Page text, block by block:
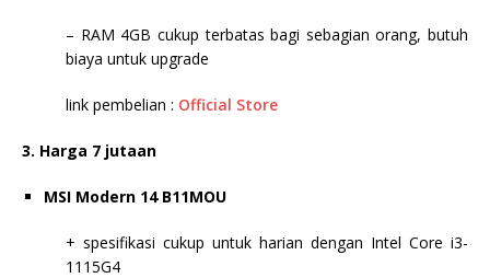
– RAM 4GB cukup terbatas bagi sebagian orang, butuh
biaya untuk upgrade
link pembelian : Official Store
3. Harga 7 jutaan
MSI Modern 14 B11MOU
+ spesifikasi cukup untuk harian dengan Intel Core i3-
1115G4